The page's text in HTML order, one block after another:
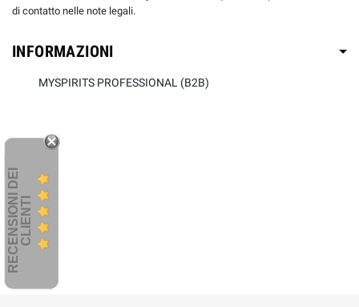
di contatto nelle note legali.
INFORMAZIONI
MYSPIRITS PROFESSIONAL (B2B)
R
E
C
E
N
S
I
ON
I
D
E
I
C
L
I
E
N
TI